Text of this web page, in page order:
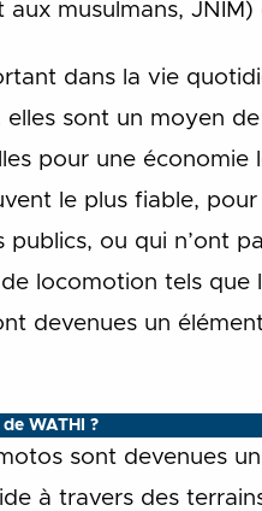
musulmans,
dans la vie
sont un moyen
pour une
le plus fiable,
ou qui n’ont
locomotion tels que
devenues un
WATHI ?
sont devenues
à travers des